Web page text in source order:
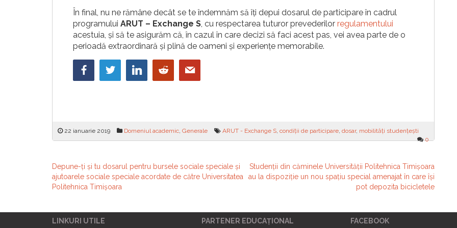
În final, nu ne rămâne decât se te îndemnăm să îți depui dosarul de participare în cadrul
programului ARUT – Exchange S, cu respectarea tuturor prevederilor regulamentului
acestuia, și să te asigurăm că, în cazul în care decizi să faci acest pas, vei avea parte de o
perioadă extraordinară și plină de oameni și experiențe memorabile.
22 ianuarie 2019 Domeniul academic, Generale ARUT - Exchange S, condiții de participare, dosar, mobilități studențești
0
Navigare
în
Depune-ți și tu dosarul pentru bursele sociale speciale și
ajutoarele sociale speciale acordate de către Universitatea
Politehnica Timișoara
Studenții din căminele Universității Politehnica Timișoara
au la dispoziție un nou spațiu special amenajat în care își
pot depozita bicicletele
LINKURI UTILE PARTENER EDUCAȚIONAL FACEBOOK